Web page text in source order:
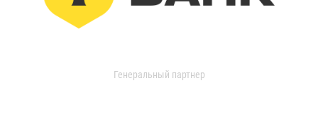
Генеральный партнер